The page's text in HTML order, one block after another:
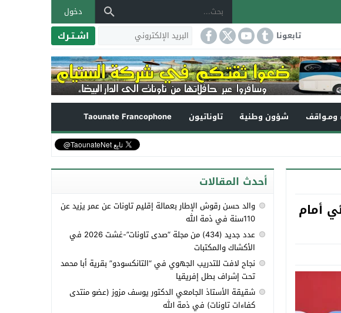
دخول
تابعونا اشـتـرك
ومـواقف شؤون وطنية تاوناتيون
Taounate Francophone
أمام
أحدث المقالات
والد حسن رقوش الإطار بعمالة إقليم تاونات عن عمر يزيد عن
110سنة في ذمة الله
عدد جديد (434) من مجلة “صدى تاونات”-غشت 2026 في
الأكشاك والمكتبات
نجاح لافت للتدريب الجهوي في “التانكسودو” بقرية أبا محمد
تحت إشراف بطل إفريقيا
شقيقة الأستاذ الجامعي الدكتور يوسف مزوز (عضو منتدى
كفاءات تاونات) في ذمة الله